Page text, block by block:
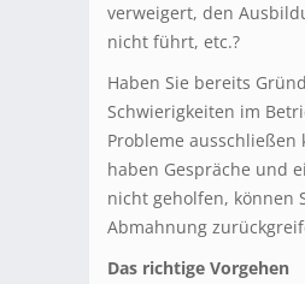
verweigert, den
nicht führt, etc.?
Haben Sie bereits
Schwierigkeiten im
Probleme ausschließen
haben Gespräche und
nicht geholfen, können
Abmahnung
Das richtige Vorgehen